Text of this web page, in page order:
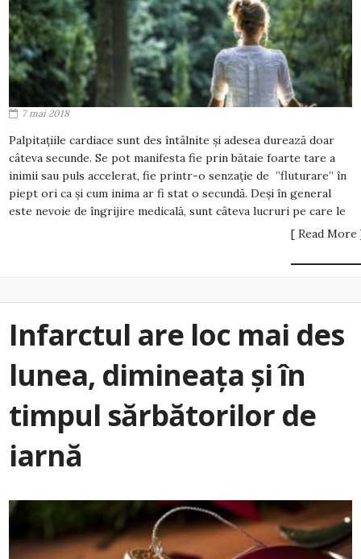
7 mai 2018
Palpitațiile cardiace sunt des întâlnite și adesea durează doar
câteva secunde. Se pot manifesta fie prin bătaie foarte tare a
inimii sau puls accelerat, fie printr-o senzație de ”fluturare” în
piept ori ca și cum inima ar fi stat o secundă. Deși în general
este nevoie de îngrijire medicală, sunt câteva lucruri pe care le
[ Read More
Infarctul are loc mai des
lunea, dimineața și în
timpul sărbătorilor de
iarnă